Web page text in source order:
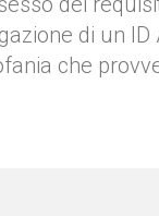
di un
che